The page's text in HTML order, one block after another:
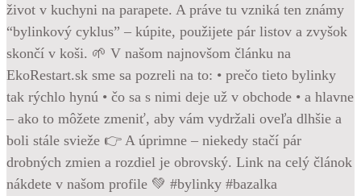
život v kuchyni na parapete. A práve tu vzniká ten známy
“bylinkový cyklus” – kúpite, použijete pár listov a zvyšok
skončí v koši. 🌱 V našom najnovšom článku na
EkoRestart.sk sme sa pozreli na to: • prečo tieto bylinky
tak rýchlo hynú • čo sa s nimi deje už v obchode • a hlavne
– ako to môžete zmeniť, aby vám vydržali oveľa dlhšie a
boli stále svieže 👉 A úprimne – niekedy stačí pár
drobných zmien a rozdiel je obrovský. Link na celý článok
nákdete v našom profile 💚 #bylinky #bazalka